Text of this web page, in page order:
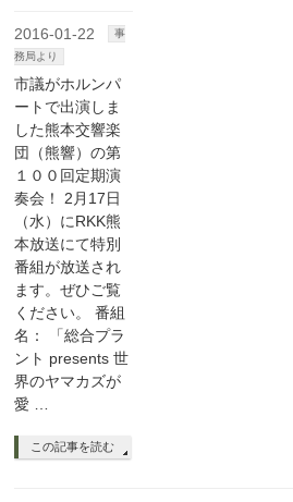
2016-01-22
事
務局より
市議がホルンパ
ートで出演しま
した熊本交響楽
団（熊響）の第
１００回定期演
奏会！ 2月17日
（水）にRKK熊
本放送にて特別
番組が放送され
ます。ぜひご覧
ください。 番組
名： 「総合プラ
ント presents 世
界のヤマカズが
愛 …
この記事を読む